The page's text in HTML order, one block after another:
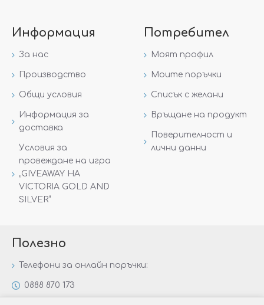
Информация
За нас
Производство
Общи условия
Информация за
доставка
Условия за
провеждане на игра
„GIVEAWAY НА
VICTORIA GOLD AND
SILVER“
Потребител
Моят профил
Моите поръчки
Списък с желани
Връщане на продукт
Поверителност и
лични данни
Полезно
Телефони за онлайн поръчки:
0888 870 173